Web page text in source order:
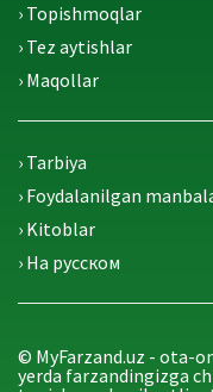
› Topishmoqlar
› Tez aytishlar
› Maqollar
› Tarbiya
› Foydalanilgan
› Kitoblar
› На русском
© MyFarzand.uz - ota-
yerda farzandingizga